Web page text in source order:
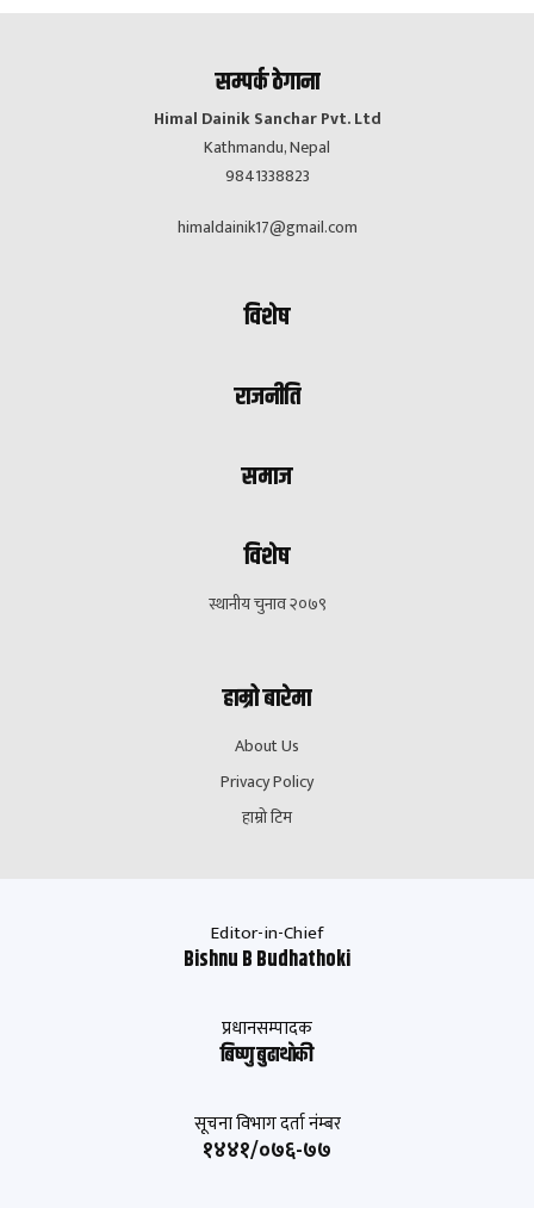
सम्पर्क ठेगाना
Himal Dainik Sanchar Pvt. Ltd
Kathmandu, Nepal
9841338823
himaldainik17@gmail.com
विशेष
राजनीति
समाज
विशेष
स्थानीय चुनाव २०७९
हाम्रो बारेमा
About Us
Privacy Policy
हाम्रो टिम
Editor-in-Chief
Bishnu B Budhathoki
प्रधानसम्पादक
बिष्णु बुढाथाेकी
सूचना विभाग दर्ता नंम्बर
१४४१/०७६-७७